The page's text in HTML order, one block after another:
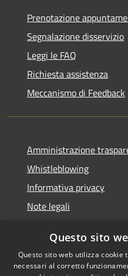
Prenotazione
Segnalazione disservizio
Leggi le FAQ
Richiesta assistenza
Meccanismo di Feedback
Amministrazione
Whistleblowing
Informativa privacy
Note legali
Segnalazioni di
Questo sito
Questo sito web utilizza
necessari al corretto